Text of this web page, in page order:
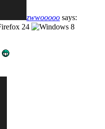
zwwooooo says: